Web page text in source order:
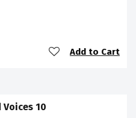
Add to Cart
10